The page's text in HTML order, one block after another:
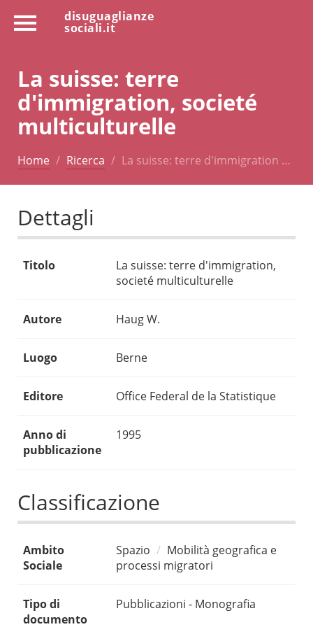
disuguaglianze
sociali.it
La suisse: terre
d'immigration, societé
multiculturelle
Home Ricerca La suisse: terre d'immigration …
Dettagli
Titolo
La suisse: terre d'immigration,
societé multiculturelle
Autore Haug W.
Luogo Berne
Editore Office Federal de la Statistique
Anno di
pubblicazione
1995
Classificazione
Ambito
Sociale
Spazio
Mobilità geografica e
processi migratori
Tipo di
documento
Pubblicazioni - Monografia